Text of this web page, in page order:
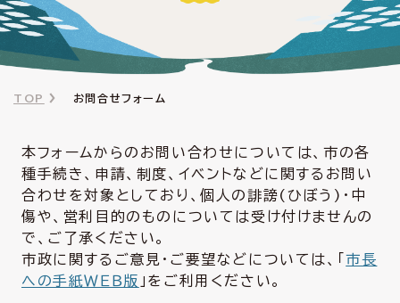
TOP お問合せフォーム
本フォームからのお問い合わせについては、市の各
種手続き、申請、制度、イベントなどに関するお問い
合わせを対象としており、個人の誹謗(ひぼう)・中
傷や、営利目的のものについては受け付けませんの
で、ご了承ください。
市政に関するご意見・ご要望などについては、「市長
への手紙ＷＥＢ版 」をご利用ください。